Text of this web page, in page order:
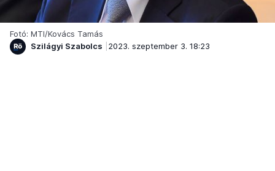
Fotó: MTI/Kovács Tamás
Szilágyi Szabolcs
2023. szeptember 3. 18:23